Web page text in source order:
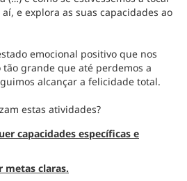
e explora as suas capacidades ao
emocional positivo que nos
grande que até perdemos a
alcançar a felicidade total.
estas atividades?
capacidades específicas e
metas claras.